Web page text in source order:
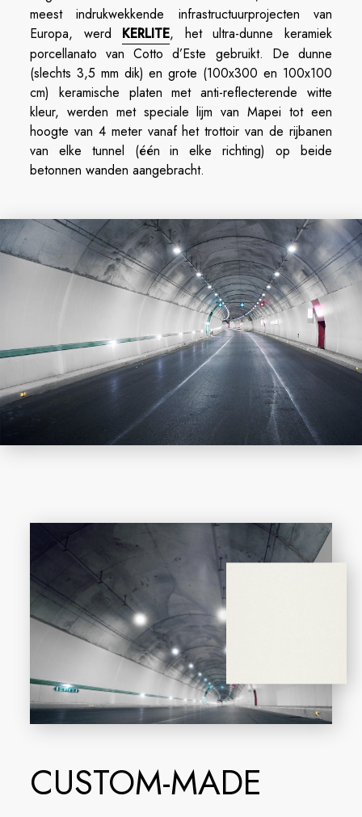
meest indrukwekkende infrastructuurprojecten van
Europa, werd KERLITE, het ultra-dunne keramiek
porcellanato van Cotto d’Este gebruikt. De dunne
(slechts 3,5 mm dik) en grote (100x300 en 100x100
cm) keramische platen met anti-reflecterende witte
kleur, werden met speciale lijm van Mapei tot een
hoogte van 4 meter vanaf het trottoir van de rijbanen
van elke tunnel (één in elke richting) op beide
betonnen wanden aangebracht.
CUSTOM-MADE